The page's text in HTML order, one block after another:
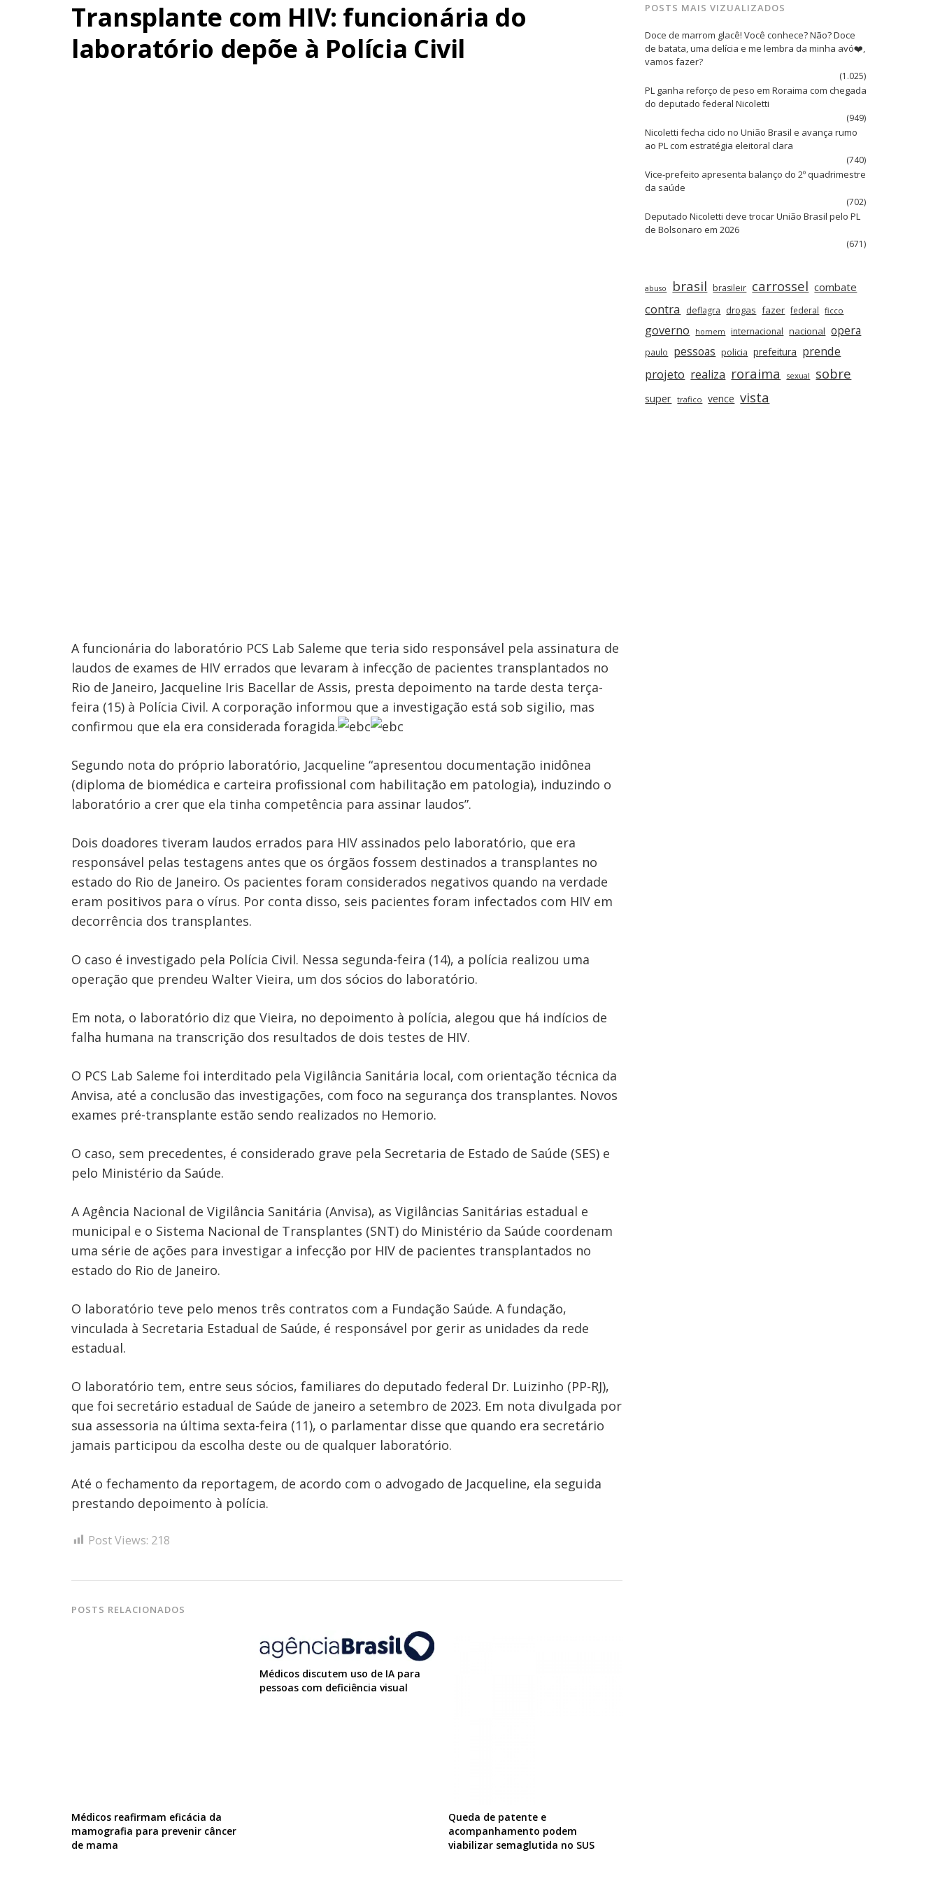
Transplante com HIV: funcionária do
laboratório depõe à Polícia Civil
A funcionária do laboratório PCS Lab Saleme que teria sido responsável pela assinatura de
laudos de exames de HIV errados que levaram à infecção de pacientes transplantados no
Rio de Janeiro, Jacqueline Iris Bacellar de Assis, presta depoimento na tarde desta terça-
feira (15) à Polícia Civil. A corporação informou que a investigação está sob sigilio, mas
confirmou que ela era considerada foragida.
Segundo nota do próprio laboratório, Jacqueline “apresentou documentação inidônea
(diploma de biomédica e carteira profissional com habilitação em patologia), induzindo o
laboratório a crer que ela tinha competência para assinar laudos”.
Dois doadores tiveram laudos errados para HIV assinados pelo laboratório, que era
responsável pelas testagens antes que os órgãos fossem destinados a transplantes no
estado do Rio de Janeiro. Os pacientes foram considerados negativos quando na verdade
eram positivos para o vírus. Por conta disso, seis pacientes foram infectados com HIV em
decorrência dos transplantes.
O caso é investigado pela Polícia Civil. Nessa segunda-feira (14), a polícia realizou uma
operação que prendeu Walter Vieira, um dos sócios do laboratório.
Em nota, o laboratório diz que Vieira, no depoimento à polícia, alegou que há indícios de
falha humana na transcrição dos resultados de dois testes de HIV.
O PCS Lab Saleme foi interditado pela Vigilância Sanitária local, com orientação técnica da
Anvisa, até a conclusão das investigações, com foco na segurança dos transplantes. Novos
exames pré-transplante estão sendo realizados no Hemorio.
O caso, sem precedentes, é considerado grave pela Secretaria de Estado de Saúde (SES) e
pelo Ministério da Saúde.
A Agência Nacional de Vigilância Sanitária (Anvisa), as Vigilâncias Sanitárias estadual e
municipal e o Sistema Nacional de Transplantes (SNT) do Ministério da Saúde coordenam
uma série de ações para investigar a infecção por HIV de pacientes transplantados no
estado do Rio de Janeiro.
O laboratório teve pelo menos três contratos com a Fundação Saúde. A fundação,
vinculada à Secretaria Estadual de Saúde, é responsável por gerir as unidades da rede
estadual.
O laboratório tem, entre seus sócios, familiares do deputado federal Dr. Luizinho (PP-RJ),
que foi secretário estadual de Saúde de janeiro a setembro de 2023. Em nota divulgada por
sua assessoria na última sexta-feira (11), o parlamentar disse que quando era secretário
jamais participou da escolha deste ou de qualquer laboratório.
Até o fechamento da reportagem, de acordo com o advogado de Jacqueline, ela seguida
prestando depoimento à polícia.
Post Views: 218
POSTS RELACIONADOS
Médicos reafirmam eficácia da
mamografia para prevenir câncer
de mama
Médicos discutem uso de IA para
pessoas com deficiência visual
Queda de patente e
acompanhamento podem
viabilizar semaglutida no SUS
Navegação
POSTS MAIS VIZUALIZADOS
Doce de marrom glacê! Você conhece? Não? Doce
de batata, uma delícia e me lembra da minha avó❤️,
vamos fazer?
(1.025)
PL ganha reforço de peso em Roraima com chegada
do deputado federal Nicoletti
(949)
Nicoletti fecha ciclo no União Brasil e avança rumo
ao PL com estratégia eleitoral clara
(740)
Vice‑prefeito apresenta balanço do 2º quadrimestre
da saúde
(702)
Deputado Nicoletti deve trocar União Brasil pelo PL
de Bolsonaro em 2026
(671)
abuso brasil brasileir carrossel combate
contra deflagra drogas fazer federal ficco
governo homem internacional nacional opera
paulo pessoas policia prefeitura prende
projeto realiza roraima sexual sobre
super trafico vence vista